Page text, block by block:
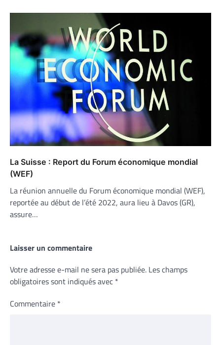
La Suisse : Report du Forum économique mondial
(WEF)
La réunion annuelle du Forum économique mondial (WEF),
reportée au début de l’été 2022, aura lieu à Davos (GR),
assure…
Laisser un commentaire
Votre adresse e-mail ne sera pas publiée. Les champs
obligatoires sont indiqués avec *
Commentaire *